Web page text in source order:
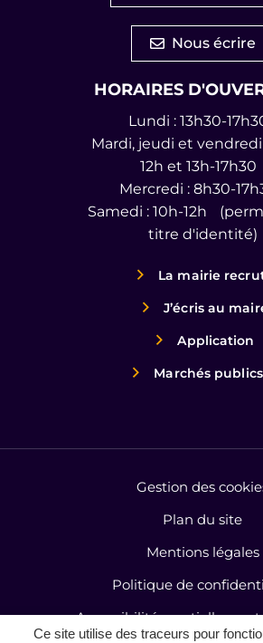
Ce site utilise des traceurs pour
Nous écrire
HORAIRES
Lundi : 13h30-
Mardi, jeudi et
12h et 13h-17h30
Mercredi : 8h30-
Samedi : 10h-12h
titre d'identité)
La mairie
J’écris au
Application
Marchés publics
Gestion des
Plan du site
Mentions légales
Politique de
Accessibilité :